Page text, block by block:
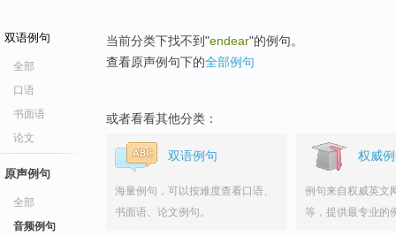
双语例句
全部
口语
书面语
论文
原声例句
全部
音频例句
当前分类下找不到"endear"的例句。
查看原声例句下的全部例句
或者看看其他分类：
双语例句
海量例句，可以按难度查看口语、
书面语、论文例句。
权威
例句来自权威英文
等，提供最专业的